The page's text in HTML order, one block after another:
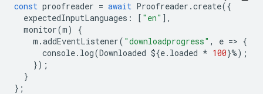
const proofreader = await Proofreader .create({
expectedInputLanguages : [ "en" ],
monitor(m)
{
m .addEventListener( "downloadprogress" , e => {
console. log(Downloaded ${e. loaded * 100}%);
});
}
};